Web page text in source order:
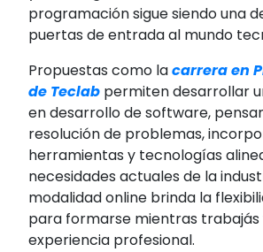
programación sigue siendo una
puertas de entrada al mundo
Propuestas como lacarrera en
de Teclab permiten desarrollar
en desarrollo de software,
resolución de problemas,
herramientas y tecnologías
necesidades actuales de la
modalidad online brinda la
para formarse mientras trabajás
experiencia profesional.